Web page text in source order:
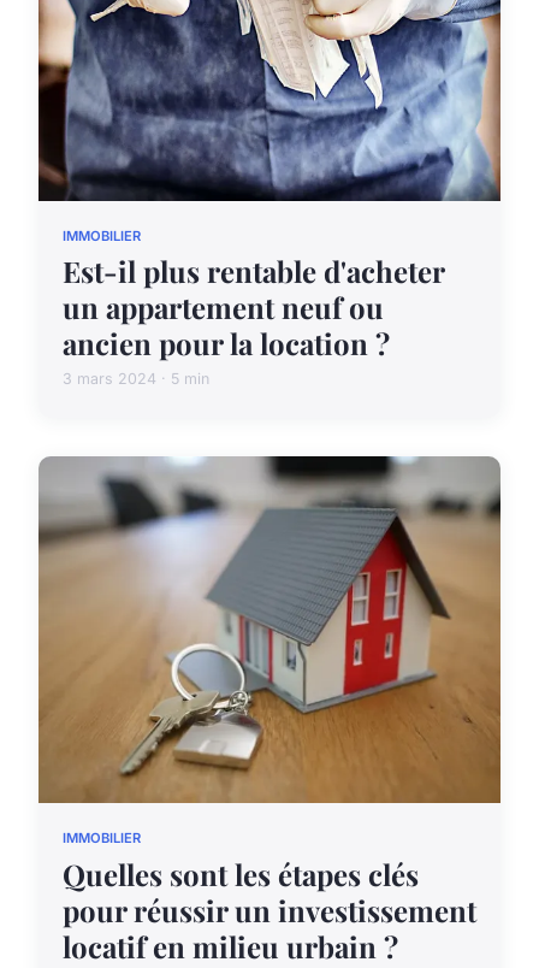
IMMOBILIER
Est-il plus rentable d'acheter
un appartement neuf ou
ancien pour la location ?
3 mars 2024 · 5 min
IMMOBILIER
Quelles sont les étapes clés
pour réussir un investissement
locatif en milieu urbain ?